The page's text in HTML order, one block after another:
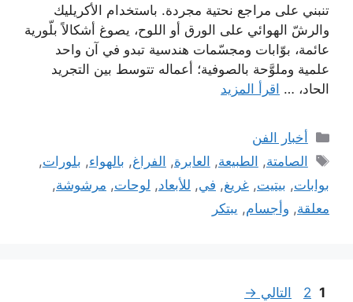
تنبني على مراجع نحتية مجردة. باستخدام الأكريليك
والرشّ الهوائي على الورق أو اللوح، يصوغ أشكالاً بلّورية
عائمة، بوّابات ومجسّمات هندسية تبدو في آن واحد
علمية وملوَّحة بالصوفية؛ أعماله تتوسط بين التجريد
الحاد، … اقرأ المزيد
التصنيفات
أخبار الفن
الوسوم
الصامتة, الطبيعة, العابرة, الفراغ, بالهواء, بلورات,
بوابات, بيتيت, غريغ, في, للأبعاد, لوحات, مرشوشة,
معلقة, وأجسام, يبتكر
Page
1
Page
2 التالي →